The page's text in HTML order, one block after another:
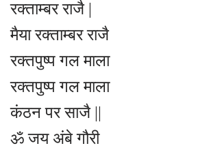
रक्ताम्बर राजै |
मैया रक्ताम्बर राजै
रक्तपुष्प गल माला
रक्तपुष्प गल माला
कंठन पर साजै ||
ॐ जय अंबे गौरी